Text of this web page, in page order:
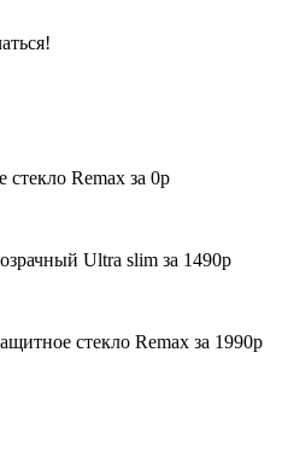
стекло Remax за 0р
Ultra slim за 1490р
стекло Remax за 1990р